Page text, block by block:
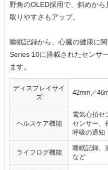
野角のOLED採用で、斜めか
取りやすさもアップ。
睡眠記録から、心臓の健康に
Series 10に搭載されたセンサ
ま す。
ディスプレイサイ
ズ
42mm／
ヘルスケア機能
電気心拍セ
セ ン サ ー
呼吸の通
ライフログ機能
睡眠記録、
など